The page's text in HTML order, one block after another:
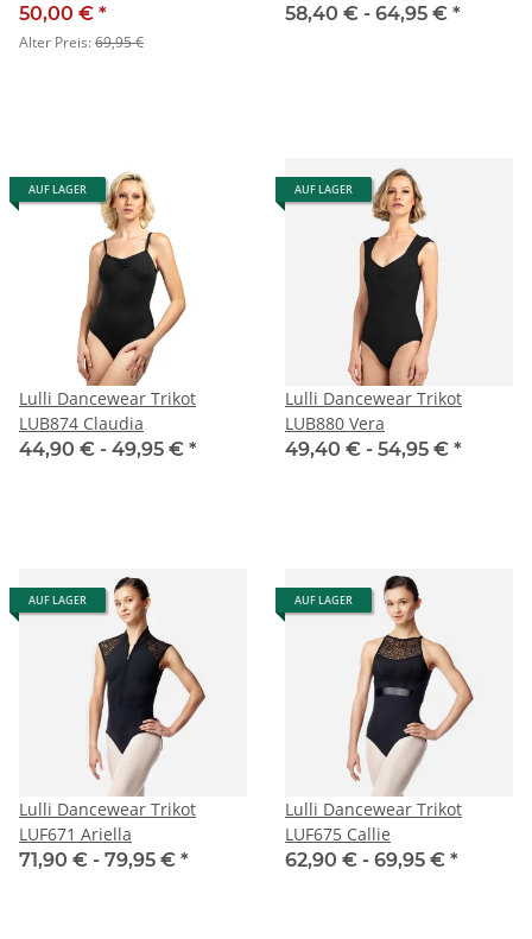
50,00 € *
Alter Preis:69,95 €
58,40 € - 64,95 € *
AUF LAGER
Lulli Dancewear Trikot
LUB874 Claudia
44,90 € - 49,95 € *
AUF LAGER
Lulli Dancewear Trikot
LUB880 Vera
49,40 € - 54,95 € *
AUF LAGER
Lulli Dancewear Trikot
LUF671 Ariella
71,90 € - 79,95 € *
AUF LAGER
Lulli Dancewear Trikot
LUF675 Callie
62,90 € - 69,95 € *